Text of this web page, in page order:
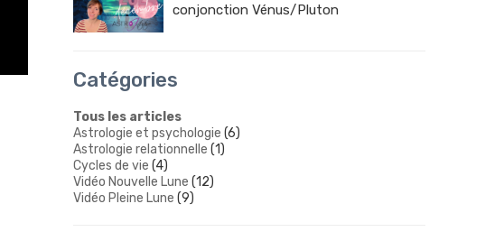
conjonction Vénus/Pluton
Catégories
Tous les articles
Astrologie et psychologie (6)
Astrologie relationnelle (1)
Cycles de vie (4)
Vidéo Nouvelle Lune (12)
Vidéo Pleine Lune (9)